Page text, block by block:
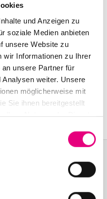
und Anzeigen zu
soziale Medien anbieten
unsere Website zu
wir Informationen zu Ihrer
unsere Partner für
weiter. Unsere
möglicherweise mit
Sie ihnen bereitgestellt
– 8:30 p.m.
p.m.
Heidelberg:
Syrup